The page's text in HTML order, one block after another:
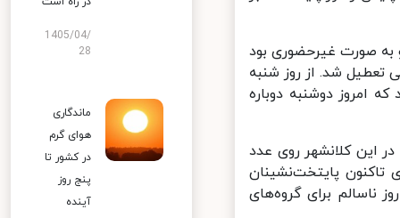
تعطیل و به صورت غیرحضوری بود
تعطیل شد. از روز شنبه
دوشنبه دوباره
کلانشهر روی عدد
تاکنون پایتخت‌نشینان
هوای پاک تنفس کردند. در این مدت ۱۷۷ روز قابل قبول، ۸۵ روز ناسالم برای گروه‌های
1405/04/
28
ماندگاری
هوای گرم
در کشور تا
پنج روز
آینده